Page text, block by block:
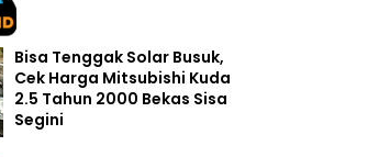
Bisa Tenggak Solar Busuk,
Cek Harga Mitsubishi Kuda
2.5 Tahun 2000 Bekas Sisa
Segini